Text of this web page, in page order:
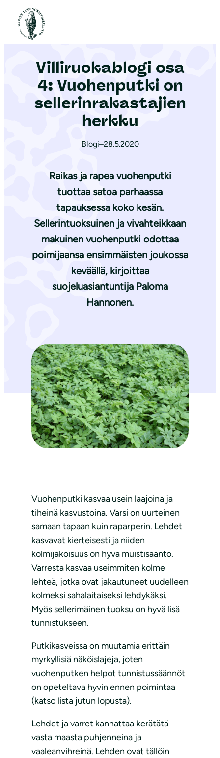
Etusivu
Villiruokablogi osa
4: Vuohenputki on
sel­le­rin­ra­kas­ta­jien
herkku
Blogi–28.5.2020
Raikas ja rapea vuohenputki
tuottaa satoa parhaassa
tapauksessa koko kesän.
Sellerintuoksuinen ja vivahteikkaan
makuinen vuohenputki odottaa
poimijaansa ensimmäisten joukossa
keväällä, kirjoittaa
suojeluasiantuntija Paloma
Hannonen.
Vuohenputki kasvaa usein laajoina ja
tiheinä kasvustoina. Varsi on uurteinen
samaan tapaan kuin raparperin. Lehdet
kasvavat kierteisesti ja niiden
kolmijakoisuus on hyvä muistisääntö.
Varresta kasvaa useimmiten kolme
lehteä, jotka ovat jakautuneet uudelleen
kolmeksi sahalaitaiseksi lehdykäksi.
Myös sellerimäinen tuoksu on hyvä lisä
tunnistukseen.
Putkikasveissa on muutamia erittäin
myrkyllisiä näköislajeja, joten
vuohenputken helpot tunnistussäännöt
on opeteltava hyvin ennen poimintaa
(katso lista jutun lopusta).
Lehdet ja varret kannattaa kerätätä
vasta maasta puhjenneina ja
vaaleanvihreinä. Lehden ovat tällöin